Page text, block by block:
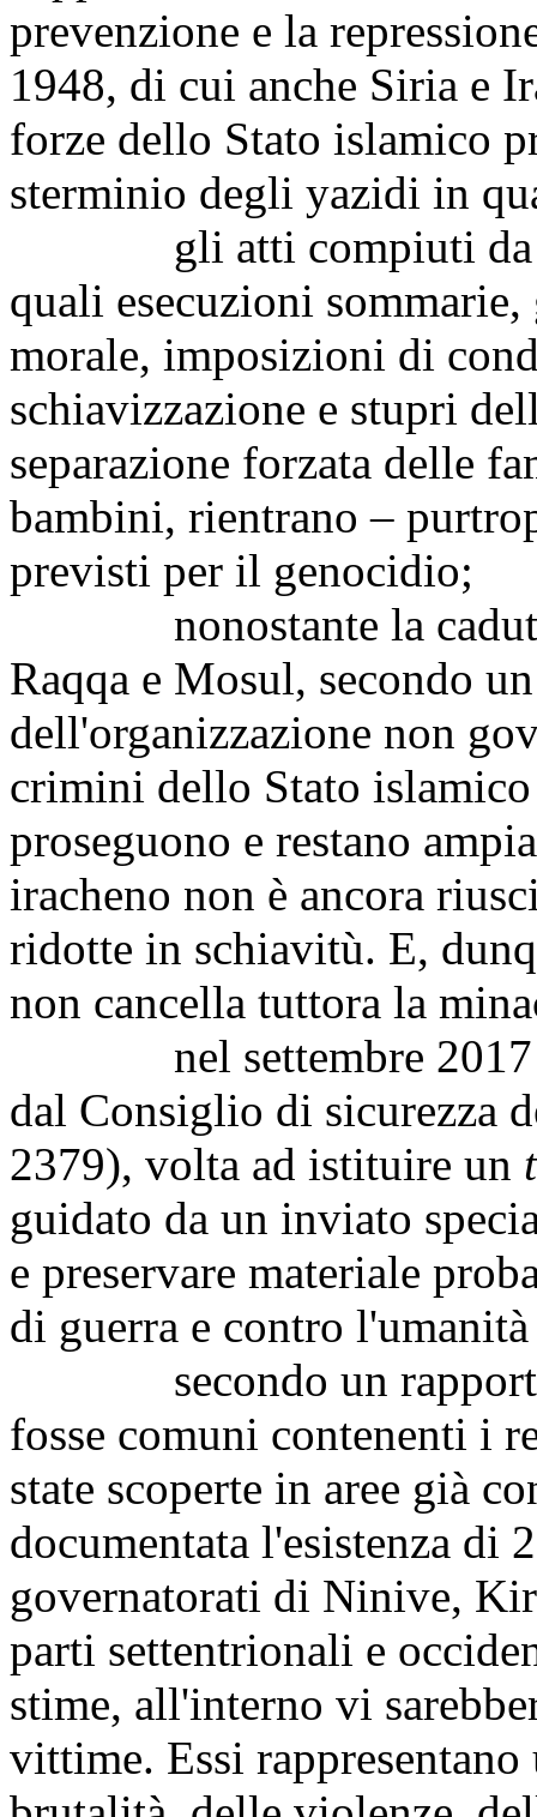
prevenzione e la
1948, di cui anche Siria e
forze dello Stato islamico
sterminio degli yazidi in
gli atti compiuti
quali esecuzioni
morale, imposizioni di
schiavizzazione e stupri
separazione forzata delle
bambini, rientrano –
previsti per il genocidio;
nonostante la caduta
Raqqa e Mosul, secondo
dell'organizzazione non
crimini dello Stato
proseguono e restano
iracheno non è ancora
ridotte in schiavitù. E,
non cancella tuttora la
nel settembre 2017 è
dal Consiglio di sicurezza
2379), volta ad istituire un
guidato da un inviato
e preservare materiale
di guerra e contro
secondo un rapporto
fosse comuni contenenti i
state scoperte in aree già
documentata l'esistenza di
governatorati di Ninive,
parti settentrionali e
stime, all'interno vi
vittime. Essi